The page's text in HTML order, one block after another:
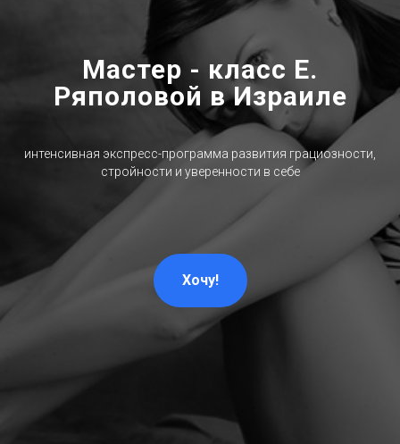
Мастер - класс Е.
Ряполовой в Израиле
интенсивная экспресс-программа развития грациозности,
стройности и уверенности в себе
Хочу!